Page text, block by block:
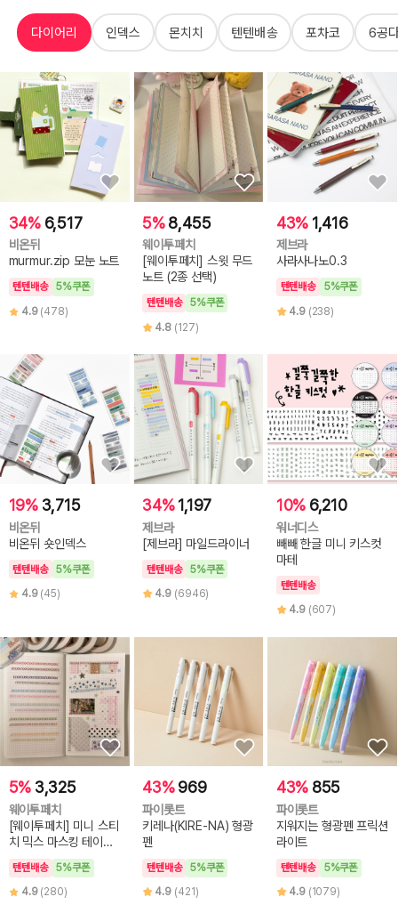
다이어리 인덱스 몬치치 텐텐배송 포차코 6공
34% 6,517
비온뒤
murmur.zip 모눈 노트
텐텐배송
5%쿠폰
4.9 (478)
5%8,455
웨이투페치
[웨이투페치] 스윗 무드
노트 (2종 선택)
텐텐배송
5%쿠폰
4.8 (127)
43% 1,416
제브라
사라사나노0.3
텐텐배송
5%쿠폰
4.9 (238)
19% 3,715
비온뒤
비온뒤 숏인덱스
텐텐배송
5%쿠폰
4.9 (45)
34% 1,197
제브라
[제브라] 마일드라이너
텐텐배송
5%쿠폰
4.9 (6946)
10% 6,210
워너디스
빼빼 한글 미니 키스컷
마테
텐텐배송
4.9 (607)
5% 3,325
웨이투페치
[웨이투페치] 미니 스티
치 믹스 마스킹 테이프
(6종 선택)
텐텐배송
5%쿠폰
4.9 (280)
43% 969
파이롯트
키레나(KIRE-NA) 형광
펜
텐텐배송
5%쿠폰
4.9 (421)
43% 855
파이롯트
지워지는 형광펜 프릭션
라이트
텐텐배송
5%쿠폰
4.9 (1079)